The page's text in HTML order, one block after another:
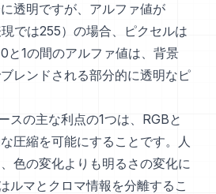
透明ですが、アルファ値が
では255）の場合、ピクセルは
と1の間のアルファ値は、背景
レンドされる部分的に透明なピ
スの主な利点の1つは、RGBと
圧縮を可能にすることです。人
色の変化よりも明るさの変化に
ルマとクロマ情報を分離するこ